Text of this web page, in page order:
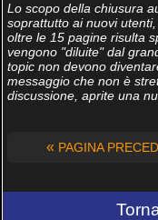
Lo scopo della chiusura
soprattutto ai nuovi
oltre le 15 pagine risulta
vengono "diluite" dal
topic non devono
messaggio che non è
discussione, aprite una
« PAGINA